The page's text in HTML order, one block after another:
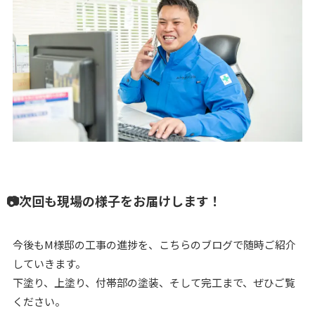
📷次回も現場の様子をお届けします！
今後もM様邸の工事の進捗を、こちらのブログで随時ご紹介
していきます。
下塗り、上塗り、付帯部の塗装、そして完工まで、ぜひご覧
ください。